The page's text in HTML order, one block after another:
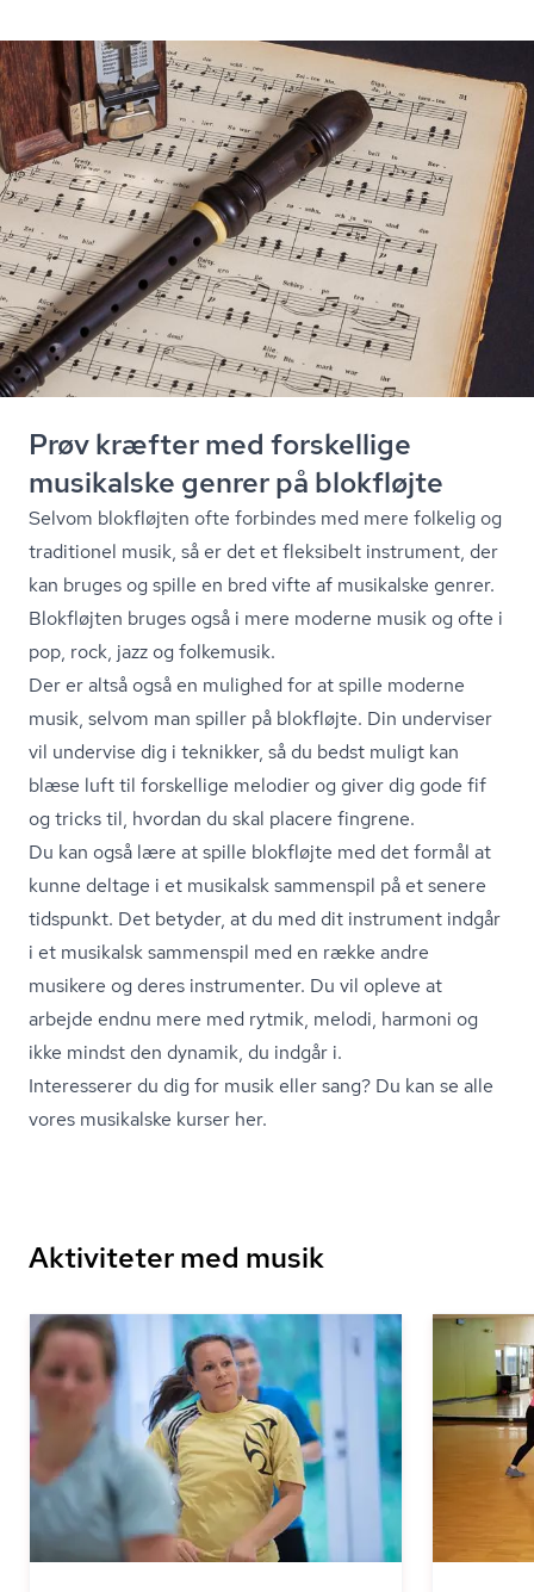
Prøv kræfter med forskellige
musikalske genrer på blokfløjte
Selvom blokfløjten ofte forbindes med mere folkelig og
traditionel musik, så er det et fleksibelt instrument, der
kan bruges og spille en bred vifte af musikalske genrer.
Blokfløjten bruges også i mere moderne musik og ofte i
pop, rock, jazz og folkemusik.
Der er altså også en mulighed for at spille moderne
musik, selvom man spiller på blokfløjte. Din underviser
vil undervise dig i teknikker, så du bedst muligt kan
blæse luft til forskellige melodier og giver dig gode fif
og tricks til, hvordan du skal placere fingrene.
Du kan også lære at spille blokfløjte med det formål at
kunne deltage i et musikalsk sammenspil på et senere
tidspunkt. Det betyder, at du med dit instrument indgår
i et musikalsk sammenspil med en række andre
musikere og deres instrumenter. Du vil opleve at
arbejde endnu mere med rytmik, melodi, harmoni og
ikke mindst den dynamik, du indgår i.
Interesserer du dig for musik eller sang? Du kan se alle
vores musikalske kurser her.
Aktiviteter med musik